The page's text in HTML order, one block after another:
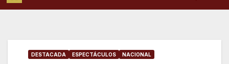
DESTACADA ESPECTÁCULOS NACIONAL